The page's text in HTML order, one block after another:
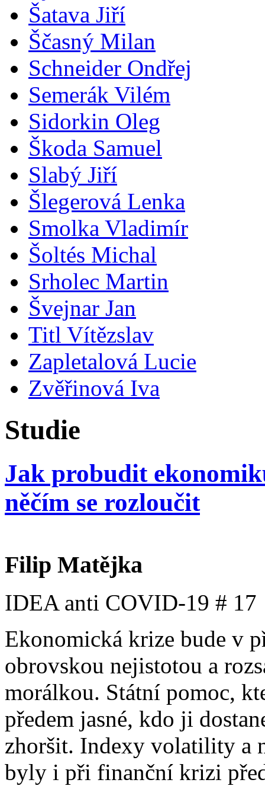
Šatava Jiří
Ščasný Milan
Schneider Ondřej
Semerák Vilém
Sidorkin Oleg
Škoda Samuel
Slabý Jiří
Šlegerová Lenka
Smolka Vladimír
Šoltés Michal
Srholec Martin
Švejnar Jan
Titl Vítězslav
Zapletalová Lucie
Zvěřinová Iva
Studie
Jak probudit
něčím se rozloučit
Filip Matějka
IDEA anti COVID-19 # 17
Ekonomická krize bude v
obrovskou nejistotou a
morálkou. Státní pomoc,
předem jasné, kdo ji
zhoršit. Indexy volatility a
byly i při finanční krizi